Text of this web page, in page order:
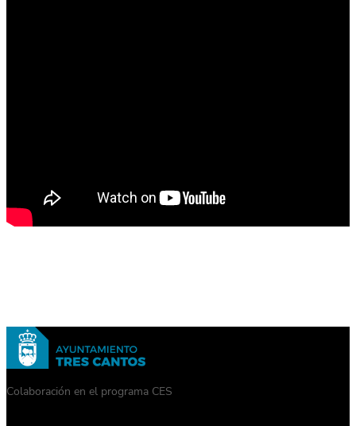
Colaboración en el programa CES